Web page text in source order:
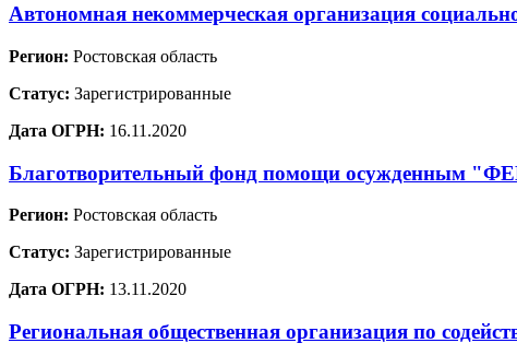
Автономная некоммерческая организация
Регион: Ростовская область
Статус: Зарегистрированные
Дата ОГРН: 16.11.2020
Благотворительный фонд помощи осужденным
Регион: Ростовская область
Статус: Зарегистрированные
Дата ОГРН: 13.11.2020
Региональная общественная организация по